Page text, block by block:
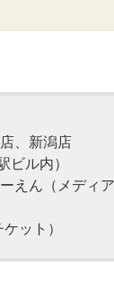
、新潟店
ビル内）
えん（メディア
ット）